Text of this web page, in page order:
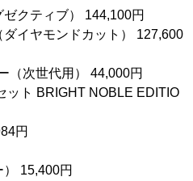
クティブ） 144,100円
イヤモンドカット） 127,600
（次世代用） 44,000円
ット BRIGHT NOBLE EDITIO
円
15,400円